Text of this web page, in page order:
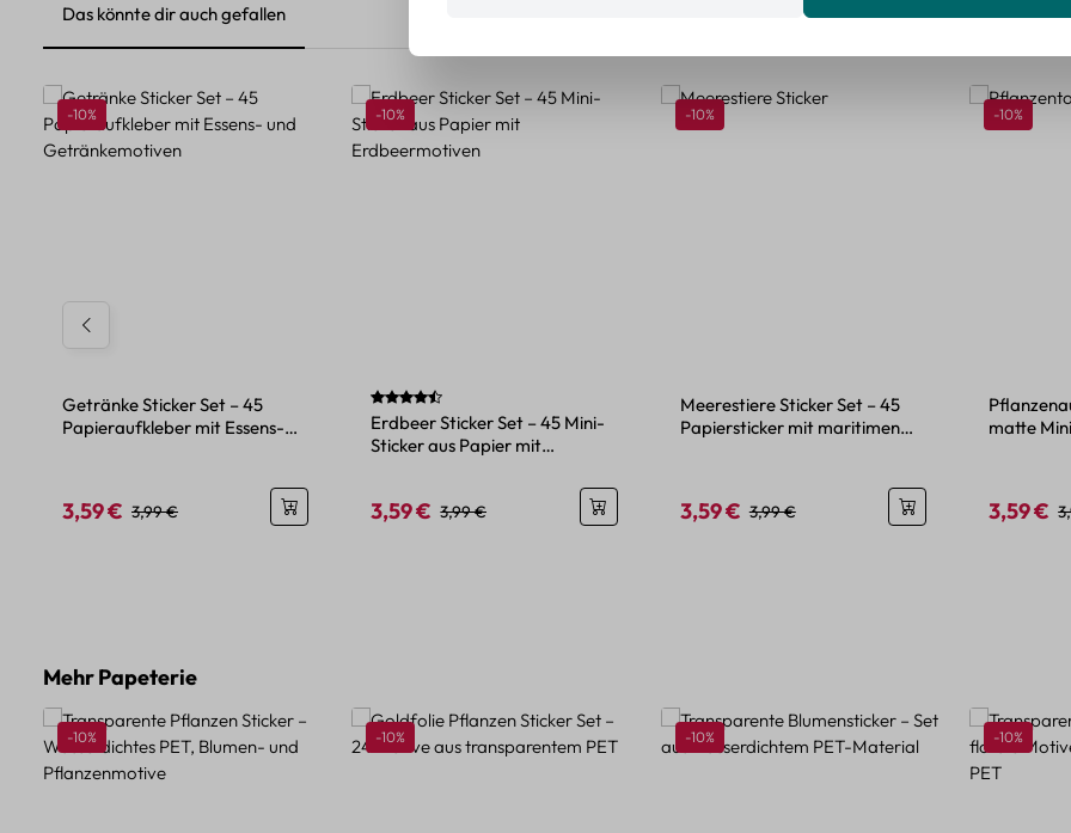
Das könnte dir auch gefallen
Produktgalerie überspringen
Rabatt
-10%
Getränke Sticker Set – 45
Papieraufkleber mit Essens-
Verkaufspreis:
3,59 € Regulärer Preis:
3,99 €
Rabatt
-10%
Durchschnittliche Bewertung von 4.86 von 5 Sternen
Erdbeer Sticker Set – 45 Mini-
Sticker aus Papier mit
Verkaufspreis:
3,59 € Regulärer Preis:
3,99 €
Rabatt
-10%
Meerestiere Sticker Set – 45
Papiersticker mit maritimen
Verkaufspreis:
3,59 € Regulärer Preis:
3,99 €
Rabatt
-10%
matte
3,59 €
Produktgalerie überspringen
Mehr Papeterie
Rabatt
-10% Rabatt
-10% Rabatt
-10% Rabatt
-10%